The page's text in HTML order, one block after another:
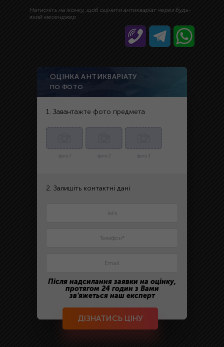
Натисніть на іконку, щоб оцінити антикваріат через будь-
який месенджер
ОЦІНКА АНТИКВАРІАТУ
ПО ФОТО
1. Завантажте фото предмета
фото 1 фото 2 фото 3
2. Залишіть контактні дані
Після надсилання заявки на оцінку,
протягом 24 годин з Вами
зв'яжеться наш експерт
ДІЗНАТИСЬ ЦІНУ